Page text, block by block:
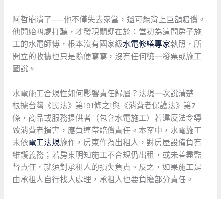
阿哲崩潰了——他不僅失去家當，還可能背上巨額賠償。
他開始四處打聽，才發現關鍵在於：當初為這間房子施
工的水電師傅，根本沒有國家級水電修繕專家執照，所
開立的收據也只是隨便寫寫，沒有任何統一發票或施工
圖說。
水電施工合規性如何影響責任歸屬？法規一次說清楚
根據台灣《民法》第191條之1與《消費者保護法》第7
條，商品或服務提供者（包含水電施工）若違反法令導
致消費者損害，應負連帶賠償責任。本案中，水電施工
未依電工法規施作，房東作為出租人，對房屋設備負有
維護義務；若房東明知施工不合規仍出租，或未善盡監
督責任，就須對承租人的損失負責。反之，如果施工是
由承租人自行找人處理，承租人也要負擔部分責任。